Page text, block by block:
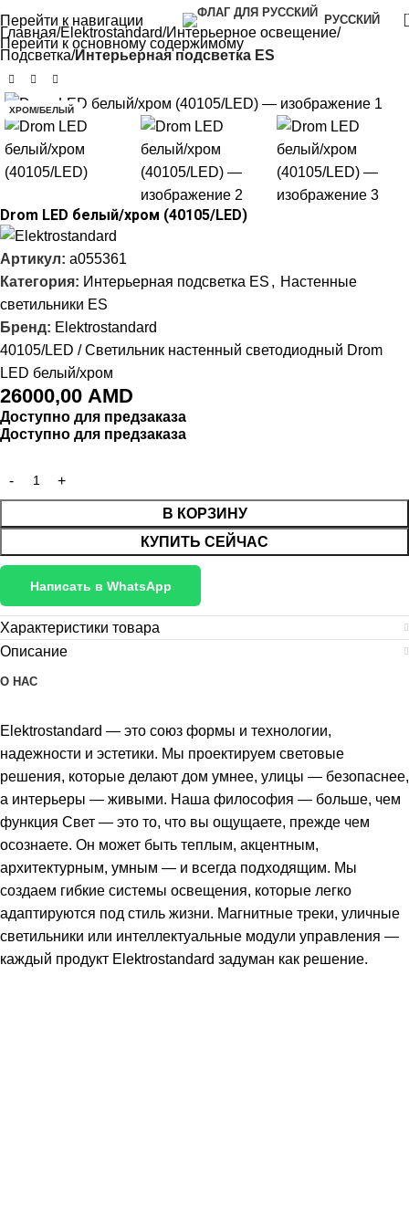
Перейти к навигации
Перейти к основному содержимому
РУССКИЙ
Главная Elektrostandard Интерьерное освещение
Подсветка Интерьерная подсветка ES
ХРОМ/БЕЛЫЙ
Drom LED белый/хром (40105/LED)
Артикул: a055361
Категория: Интерьерная подсветка ES , Настенные
светильники ES
Бренд: Elektrostandard
40105/LED / Светильник настенный светодиодный Drom
LED белый/хром
26000,00 AMD
Доступно для предзаказа
Доступно для предзаказа
В КОРЗИНУ
КУПИТЬ СЕЙЧАС
Написать в WhatsApp
Характеристики товара
Описание
О НАС
Elektrostandard — это союз формы и технологии,
надежности и эстетики. Мы проектируем световые
решения, которые делают дом умнее, улицы — безопаснее,
а интерьеры — живыми. Наша философия — больше, чем
функция Свет — это то, что вы ощущаете, прежде чем
осознаете. Он может быть теплым, акцентным,
архитектурным, умным — и всегда подходящим. Мы
создаем гибкие системы освещения, которые легко
адаптируются под стиль жизни. Магнитные треки, уличные
светильники или интеллектуальные модули управления —
каждый продукт Elektrostandard задуман как решение.